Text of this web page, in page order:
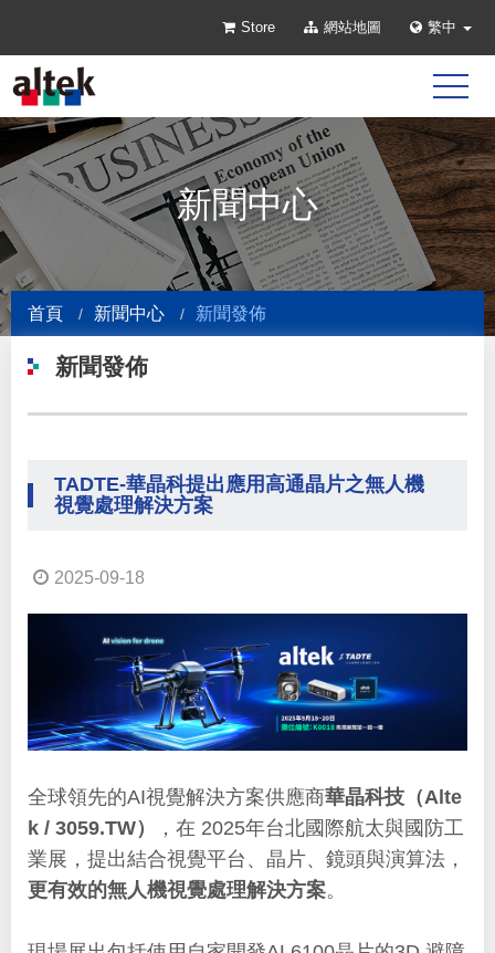
Store 網站地圖 繁中
新聞中心
首頁 新聞中心 新聞發佈
新聞發佈
TADTE-華晶科提出應用高通晶片之無人機
視覺處理解決方案
2025-09-18
全球領先的AI視覺解決方案供應商華晶科技（Alte
k / 3059.TW）
，在 2025年台北國際航太與國防工
業展，提出結合視覺平台、晶片、鏡頭與演算法，
更有效的無人機視覺處理解決方案。